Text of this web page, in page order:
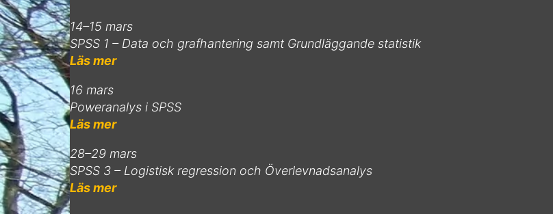
14–15 mars
SPSS 1 – Data och grafhantering samt Grundläggande statistik
Läs mer
16 mars
Poweranalys i SPSS
Läs mer
28–29 mars
SPSS 3 – Logistisk regression och Överlevnadsanalys
Läs mer